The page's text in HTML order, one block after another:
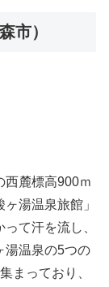
市）
西麓標高900ｍ
湯温泉旅館」
て汗を流し、
湯温泉の5つの
まっており、